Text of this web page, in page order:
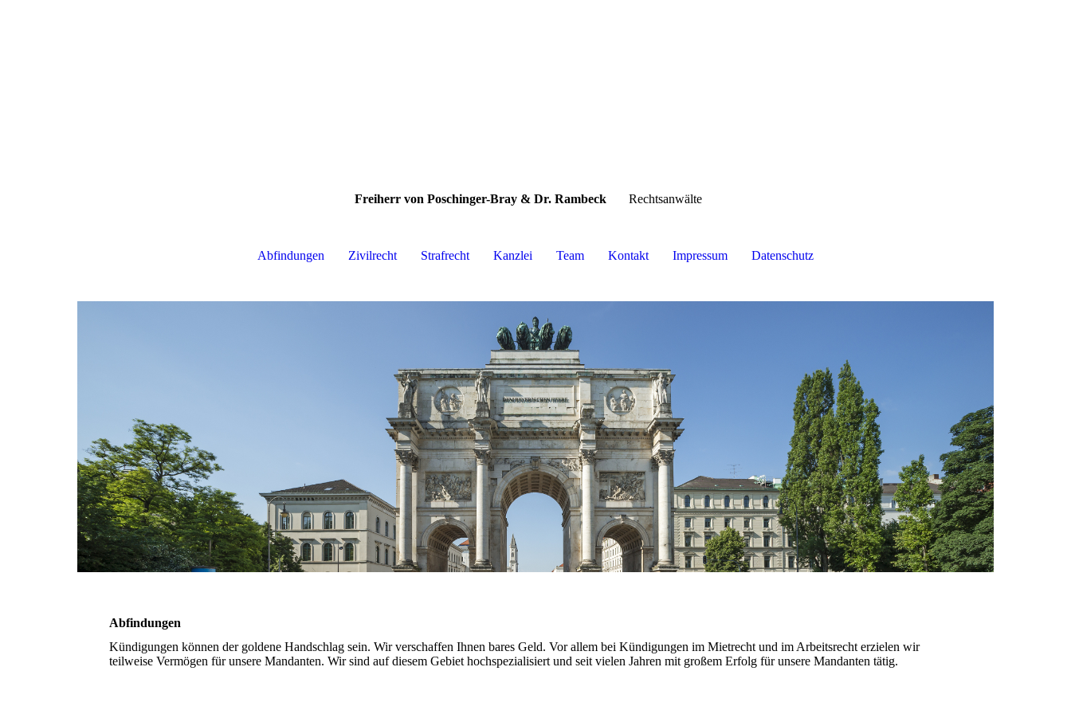
Freiherr von Poschinger-Bray & Dr. RambeckRechtsanwälte
Abfindungen Zivilrecht Strafrecht Kanzlei Team Kontakt Impressum Datenschutz
Abfindungen
Kündigungen können der goldene Handschlag sein. Wir verschaffen Ihnen bares Geld. Vor allem bei Kündigungen im Mietrecht und im Arbeitsrecht erzielen wir
teilweise Vermögen für unsere Mandanten. Wir sind auf diesem Gebiet hochspezialisiert und seit vielen Jahren mit großem Erfolg für unsere Mandanten tätig.